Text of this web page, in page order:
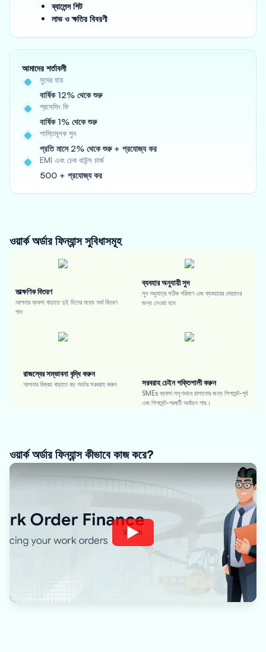
ব্যালেন্স শিট
লাভ ও ক্ষতির বিবরণী
আমাদের শর্তাবলী
সুদের হার
বার্ষিক 12% থেকে শুরু
প্রসেসিং ফি
বার্ষিক 1% থেকে শুরু
শাস্তিমূলক সুদ
প্রতি মাসে 2% থেকে শুরু + প্রযোজ্য কর
EMI এবং চেক বাউন্স চার্জ
500 + প্রযোজ্য কর
ওয়ার্ক অর্ডার ফিন্যান্সসুবিধাসমূহ
তাত্ক্ষণিক বিতরণ
আপনার ব্যবসা বাড়াতে দুই দিনের মধ্যে অর্থ বিতরণ
পান
ব্যবহার অনুযায়ী সুদ
সুদ শুধুমাত্র সঠিক পরিমাণ এবং ব্যবহারের মেয়াদের
জন্য নেওয়া হবে
রাজস্বের সম্ভাবনা বৃদ্ধি করুন
আপনার বিক্রয় বাড়াতে বড় অর্ডার সরবরাহ করুন সরবরাহ চেইন শক্তিশালী করুন
SMEs ব্যবসা মসৃণভাবে চালানোর জন্য শিপমেন্ট-পূর্ব
এবং শিপমেন্ট-পরবর্তী অর্থায়ন পায়।
ওয়ার্ক অর্ডার ফিন্যান্স কীভাবে কাজ করে?
Watch